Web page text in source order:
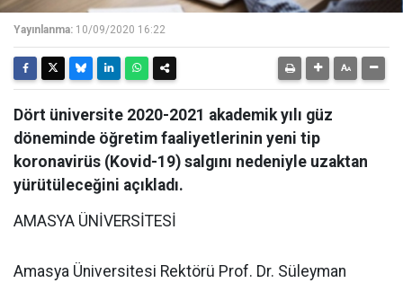
Yayınlanma: 10/09/2020 16:22
Dört üniversite 2020-2021 akademik yılı güz
döneminde öğretim faaliyetlerinin yeni tip
koronavirüs (Kovid-19) salgını nedeniyle uzaktan
yürütüleceğini açıkladı.
AMASYA ÜNİVERSİTESİ
Amasya Üniversitesi Rektörü Prof. Dr. Süleyman